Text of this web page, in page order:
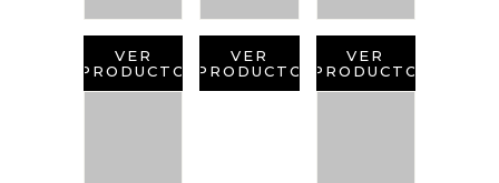
VER
PRODUCTO
VER
PRODUCTO
VER
PRODUCTO